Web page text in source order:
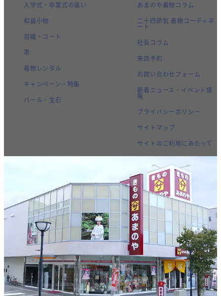
入学式・卒業式の装い
和装小物
羽織・コート
帯
着物レンタル
キャンペーン・特集
パール・宝石
あまのや着物コラム
二十四節気 着物コーディネ
ート
社長コラム
来店予約
お問い合わせフォーム
新着ニュース・イベント情
報
プライバシーポリシー
サイトマップ
サイトのご利用にあたって